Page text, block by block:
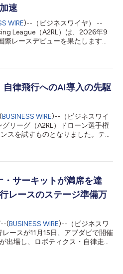
速
WIRE)--（ビジネスワイヤ） --
League（A2RL）は、2026年9
際レースデビューを果たします。
ブダビ先端技術研究評議会
下でAIを検証する大胆な公開テス
ースは、アブダビのヤス・マリー
上げた2シーズンを経て、A2RLの
なります。同レースは、2026年
ブダビに戻る前に、同チャンピオ
となります。 A2RLの前回王者で
律飛行へのAI導入の先駆
BUSINESS WIRE)--（ビジネスワイ
リーグ（A2RL）ドローン選手権
スを試すものとなりました。テク
世界FPVチャンピオンの ミンチャ
ノベーション促進部門である
トでは、視覚ベースの自律性の急速
機械の実行との間に依然として存
されました。 UMEX開催中の1月
催されたA2RL選手権では、一流の
スのFPVパイロットが集結し、
した。実際のレース環境下におけ
技術が試されました。大会全体で
サーキットが満席を達
レースのステージ準備万
--(BUSINESS WIRE)--（ビジネスワ
ースが11月15日、アブダビで開催
出場し、ロボティクス・自律走